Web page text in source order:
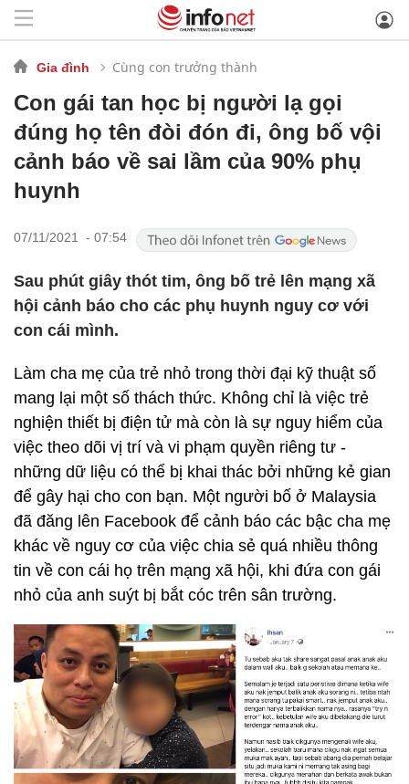
Gia đình Cùng con trưởng thành
Con gái tan học bị người lạ gọi
đúng họ tên đòi đón đi, ông bố vội
cảnh báo về sai lầm của 90% phụ
huynh
07/11/2021 - 07:54
Sau phút giây thót tim, ông bố trẻ lên mạng xã
hội cảnh báo cho các phụ huynh nguy cơ với
con cái mình.
Làm cha mẹ của trẻ nhỏ trong thời đại kỹ thuật số
mang lại một số thách thức. Không chỉ là việc trẻ
nghiện thiết bị điện tử mà còn là sự nguy hiểm của
việc theo dõi vị trí và vi phạm quyền riêng tư -
những dữ liệu có thể bị khai thác bởi những kẻ gian
để gây hại cho con bạn. Một người bố ở Malaysia
đã đăng lên Facebook để cảnh báo các bậc cha mẹ
khác về nguy cơ của việc chia sẻ quá nhiều thông
tin về con cái họ trên mạng xã hội, khi đứa con gái
nhỏ của anh suýt bị bắt cóc trên sân trường.